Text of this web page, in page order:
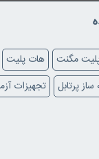
مگنت هات پلیت
پرتابل
تجهیزات